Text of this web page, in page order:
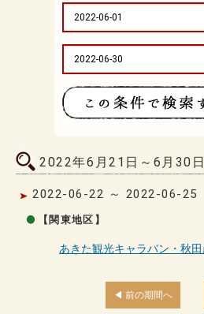
2022年6月21日～6月30
2022-06-22 ～ 2022-06-25
【関東地区】
あきた観光キャラバン・秋
前の期間へ